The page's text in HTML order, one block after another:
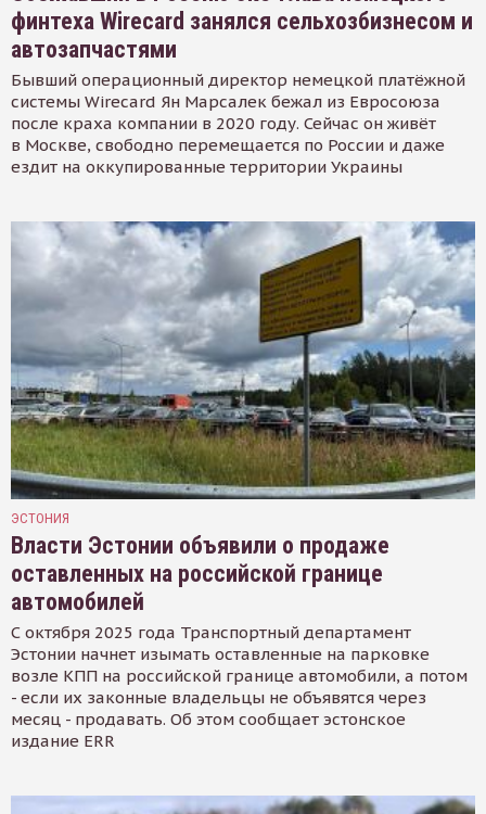
финтеха Wirecard занялся сельхозбизнесом и
автозапчастями
Бывший операционный директор немецкой платёжной
системы Wirecard Ян Марсалек бежал из Евросоюза
после краха компании в 2020 году. Сейчас он живёт
в Москве, свободно перемещается по России и даже
ездит на оккупированные территории Украины
ЭСТОНИЯ
Власти Эстонии объявили о продаже
оставленных на российской границе
автомобилей
С октября 2025 года Транспортный департамент
Эстонии начнет изымать оставленные на парковке
возле КПП на российской границе автомобили, а потом
- если их законные владельцы не объявятся через
месяц - продавать. Об этом сообщает эстонское
издание ERR